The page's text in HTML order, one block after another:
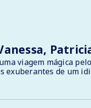
viagem mágica
exuberantes de um